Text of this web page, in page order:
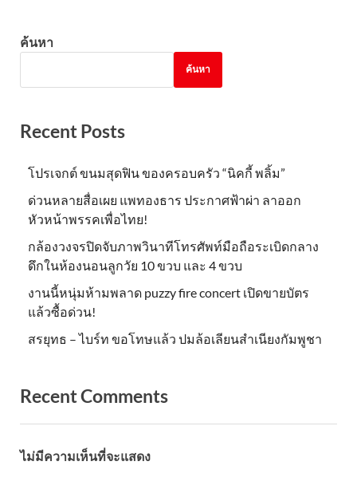
ค้นหา
ค้นหา
Recent Posts
โปรเจกต์ ขนมสุดฟิน ของครอบครัว “นิคกี้ พลิ้ม”
ด่วนหลายสื่อเผย แพทองธาร ประกาศฟ้าผ่า ลาออก
หัวหน้าพรรคเพื่อไทย!
กล้องวงจรปิดจับภาพวินาทีโทรศัพท์มือถือระเบิดกลาง
ดึกในห้องนอนลูกวัย 10 ขวบ และ 4 ขวบ
งานนี้หนุ่มห้ามพลาด puzzy fire concert เปิดขายบัตร
แล้วซื้อด่วน!
สรยุทธ – ไบร์ท ขอโทษแล้ว ปมล้อเลียนสำเนียงกัมพูชา
Recent Comments
ไม่มีความเห็นที่จะแสดง